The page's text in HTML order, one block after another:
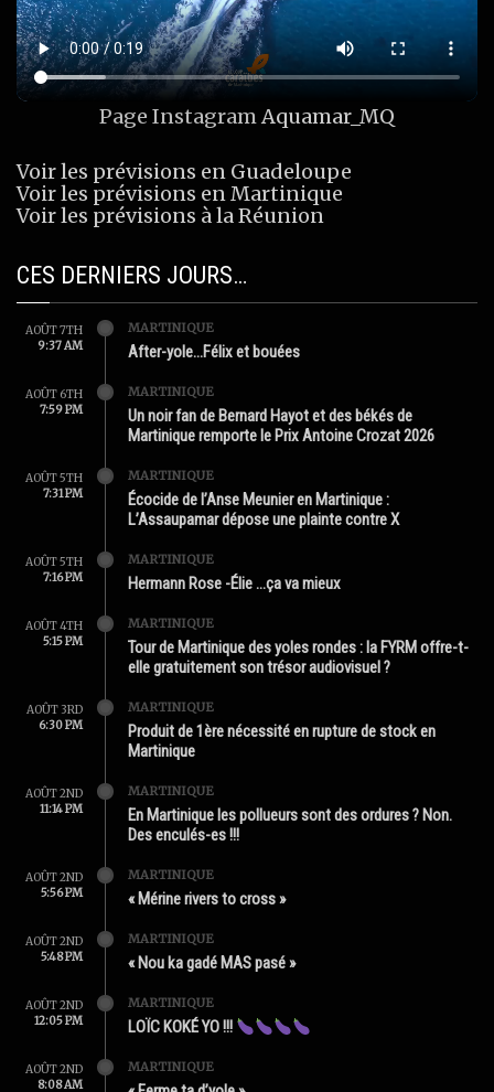
Page InstagramAquamar_MQ
Voir les prévisions en Guadeloupe
Voir les prévisions en Martinique
Voir les prévisions à la Réunion
CES DERNIERS JOURS…
AOÛT 7TH
9:37 AM
MARTINIQUE
After-yole…Félix et bouées
AOÛT 6TH
7:59 PM
MARTINIQUE
Un noir fan de Bernard Hayot et des békés de
Martinique remporte le Prix Antoine Crozat 2026
AOÛT 5TH
7:31 PM
MARTINIQUE
Écocide de l’Anse Meunier en Martinique :
L’Assaupamar dépose une plainte contre X
AOÛT 5TH
7:16 PM
MARTINIQUE
Hermann Rose -Élie …ça va mieux
AOÛT 4TH
5:15 PM
MARTINIQUE
Tour de Martinique des yoles rondes : la FYRM offre-t-
elle gratuitement son trésor audiovisuel ?
AOÛT 3RD
6:30 PM
MARTINIQUE
Produit de 1ère nécessité en rupture de stock en
Martinique
AOÛT 2ND
11:14 PM
MARTINIQUE
En Martinique les pollueurs sont des ordures ? Non.
Des enculés-es !!!
AOÛT 2ND
5:56 PM
MARTINIQUE
« Mérine rivers to cross »
AOÛT 2ND
5:48 PM
MARTINIQUE
« Nou ka gadé MAS pasé »
AOÛT 2ND
12:05 PM
MARTINIQUE
LOÏC KOKÉ YO !!!
AOÛT 2ND
8:08 AM
MARTINIQUE